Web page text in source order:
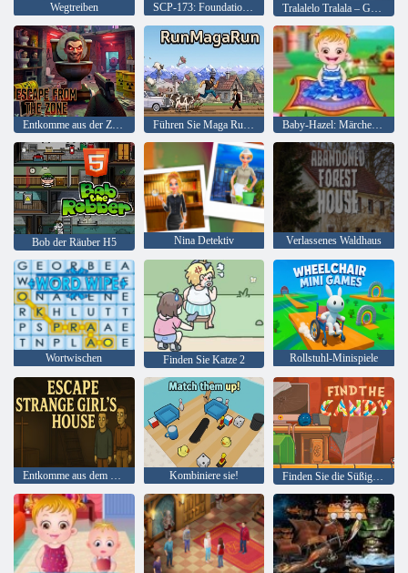
Wegtreiben SCP-173: Foundation-Flucht Tralalelo Tralala – Gefängnisausbruch
Entkomme aus der Zone Führen Sie Maga Run aus Baby-Hazel: Märchenland
Bob der Räuber H5 Nina Detektiv Verlassenes Waldhaus
Wortwischen Finden Sie Katze 2 Rollstuhl-Minispiele
Entkomme aus dem Haus eines seltsamen Mädchens Kombiniere sie! Finden Sie die Süßigkeit